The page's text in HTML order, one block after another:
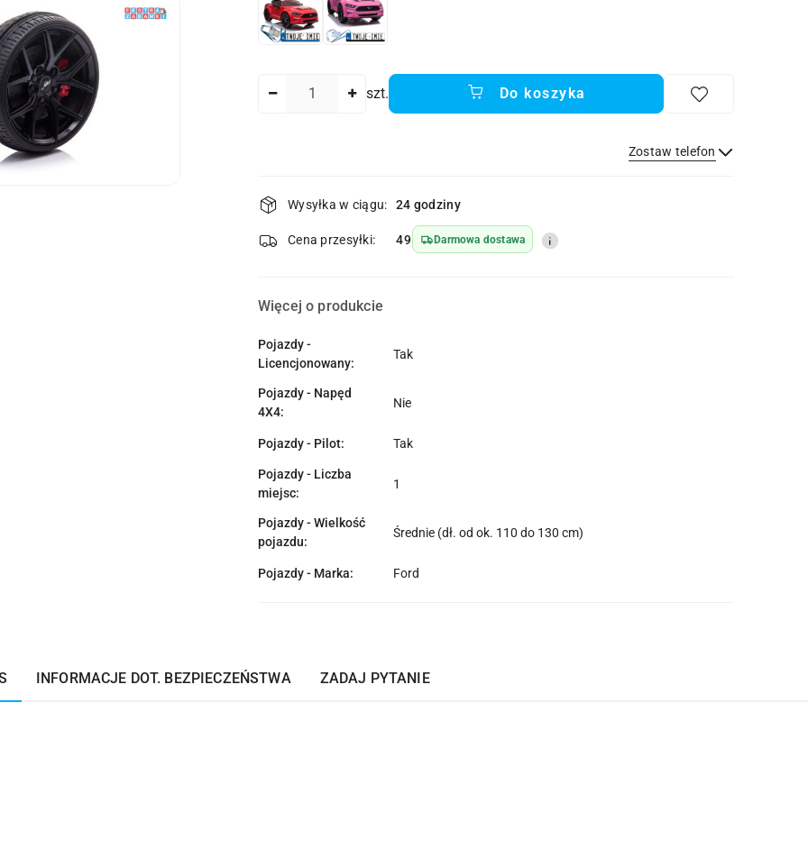
szt. Do koszyka
Zostaw telefon
Dostępność
i
dostawa
Wysyłka w ciągu: 24 godziny
Cena przesyłki: 49 Darmowa dostawa
Więcej o produkcie
Pojazdy -
Licencjonowany:
Tak
Pojazdy - Napęd
4X4:
Nie
Pojazdy - Pilot: Tak
Pojazdy - Liczba
miejsc:
1
Pojazdy - Wielkość
pojazdu:
Średnie (dł. od ok. 110 do 130 cm)
Pojazdy - Marka: Ford
INFORMACJE DOT. BEZPIECZEŃSTWA ZADAJ PYTANIE